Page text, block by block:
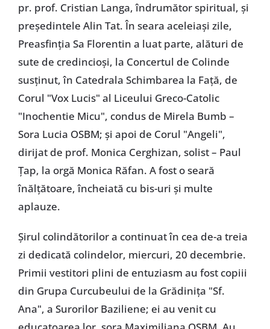
pr. prof. Cristian Langa, îndrumător spiritual, și
președintele Alin Tat. În seara aceleiași zile,
Preasfinția Sa Florentin a luat parte, alături de
sute de credincioși, la Concertul de Colinde
susținut, în Catedrala Schimbarea la Față, de
Corul "Vox Lucis" al Liceului Greco-Catolic
"Inochentie Micu", condus de Mirela Bumb –
Sora Lucia OSBM; și apoi de Corul "Angeli",
dirijat de prof. Monica Cerghizan, solist – Paul
Țap, la orgă Monica Răfan. A fost o seară
înălțătoare, încheiată cu bis-uri și multe
aplauze.
Șirul colindătorilor a continuat în cea de-a treia
zi dedicată colindelor, miercuri, 20 decembrie.
Primii vestitori plini de entuziasm au fost copiii
din Grupa Curcubeului de la Grădinița "Sf.
Ana", a Surorilor Baziliene; ei au venit cu